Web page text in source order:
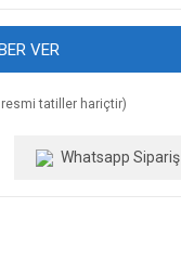
VER
tatiller hariçtir)
Whatsapp Sipariş